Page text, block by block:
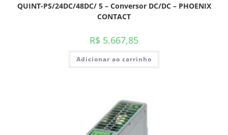
QUINT-PS/24DC/48DC/ 5 – Conversor DC/DC – PHOENIX
CONTACT
R$ 5.667,85
Adicionar ao carrinho